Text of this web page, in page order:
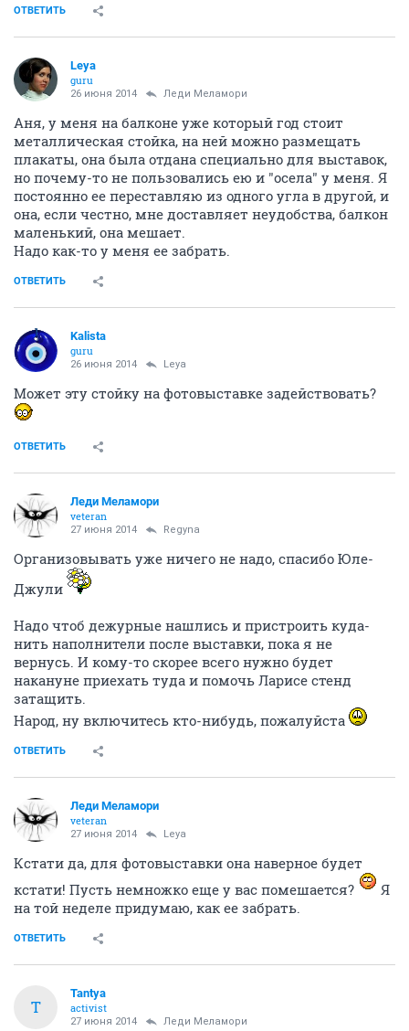
ОТВЕТИТЬ
Leya
guru
26 июня 2014 Леди Меламори
Аня, у меня на балконе уже который год стоит
металлическая стойка, на ней можно размещать
плакаты, она была отдана специально для выставок,
но почему-то не пользовались ею и "осела" у меня. Я
постоянно ее переставляю из одного угла в другой, и
она, если честно, мне доставляет неудобства, балкон
маленький, она мешает.
Надо как-то у меня ее забрать.
ОТВЕТИТЬ
Kalista
guru
26 июня 2014 Leya
Может эту стойку на фотовыставке задействовать?
ОТВЕТИТЬ
Леди Меламори
veteran
27 июня 2014 Regyna
Организовывать уже ничего не надо, спасибо Юле-
Джули
Надо чтоб дежурные нашлись и пристроить куда-
нить наполнители после выставки, пока я не
вернусь. И кому-то скорее всего нужно будет
накануне приехать туда и помочь Ларисе стенд
затащить.
Народ, ну включитесь кто-нибудь, пожалуйста
ОТВЕТИТЬ
Леди Меламори
veteran
27 июня 2014 Leya
Кстати да, для фотовыставки она наверное будет
кстати! Пусть немножко еще у вас помешается?
Я
на той неделе придумаю, как ее забрать.
ОТВЕТИТЬ
T
Tantya
activist
27 июня 2014 Леди Меламори